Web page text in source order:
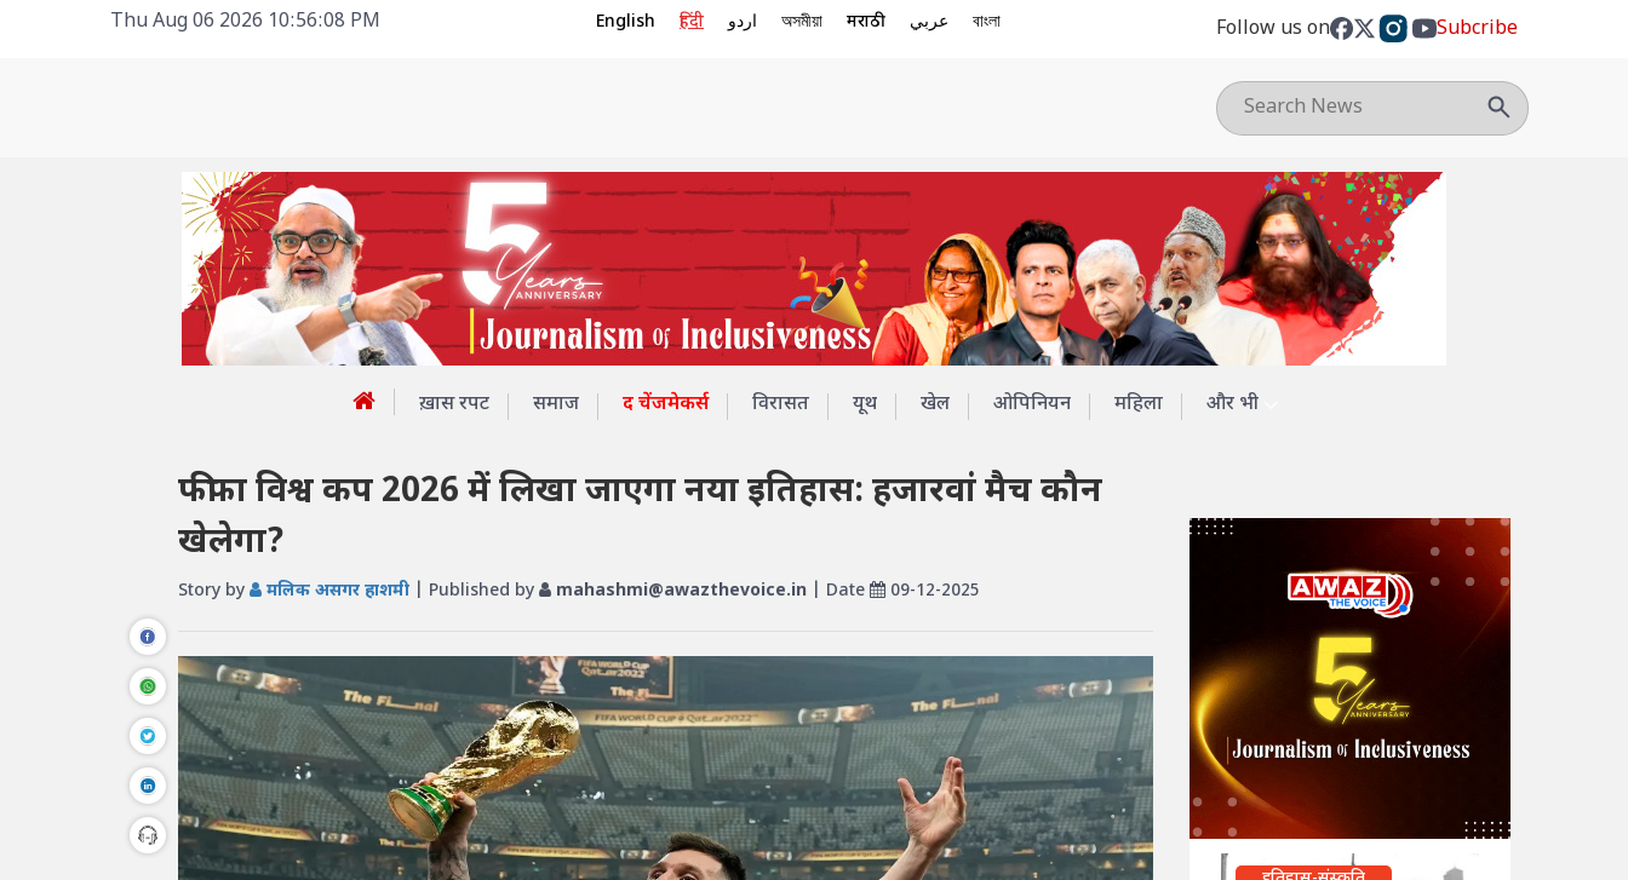
Thu Aug 06 2026 10:56:08 PM English हिंदी اردو অসমীয়া मराठी عربي বাংলা Follow us on Subcribe
ख़ास रपट समाज द चेंजमेकर्स विरासत यूथ खेल ओपिनियन महिला और भी
फीफा विश्व कप 2026 में लिखा जाएगा नया इतिहास: हजारवां मैच कौन
खेलेगा?
Story by मलिक असगर हाशमी | Published by mahashmi@awazthevoice.in | Date 09-12-2025